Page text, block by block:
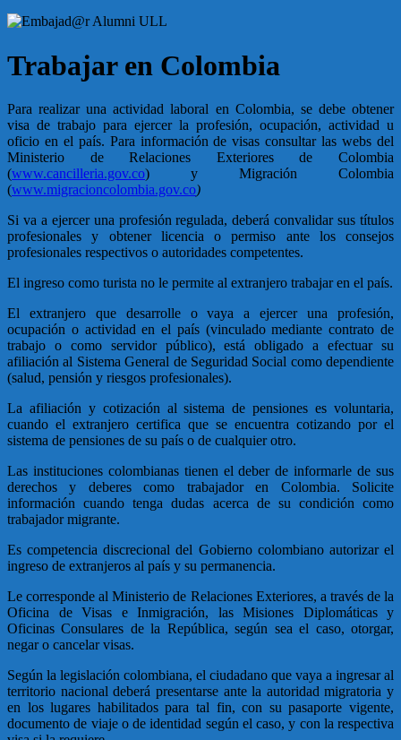
Trabajar en Colombia
Para realizar una actividad laboral en Colombia, se debe obtener
visa de trabajo para ejercer la profesión, ocupación, actividad u
oficio en el país. Para información de visas consultar las webs del
Ministerio de Relaciones Exteriores de Colombia
(www.cancilleria.gov.co) y Migración Colombia
(www.migracioncolombia.gov.co)
Si va a ejercer una profesión regulada, deberá convalidar sus títulos
profesionales y obtener licencia o permiso ante los consejos
profesionales respectivos o autoridades competentes.
El ingreso como turista no le permite al extranjero trabajar en el país.
El extranjero que desarrolle o vaya a ejercer una profesión,
ocupación o actividad en el país (vinculado mediante contrato de
trabajo o como servidor público), está obligado a efectuar su
afiliación al Sistema General de Seguridad Social como dependiente
(salud, pensión y riesgos profesionales).
La afiliación y cotización al sistema de pensiones es voluntaria,
cuando el extranjero certifica que se encuentra cotizando por el
sistema de pensiones de su país o de cualquier otro.
Las instituciones colombianas tienen el deber de informarle de sus
derechos y deberes como trabajador en Colombia. Solicite
información cuando tenga dudas acerca de su condición como
trabajador migrante.
Es competencia discrecional del Gobierno colombiano autorizar el
ingreso de extranjeros al país y su permanencia.
Le corresponde al Ministerio de Relaciones Exteriores, a través de la
Oficina de Visas e Inmigración, las Misiones Diplomáticas y
Oficinas Consulares de la República, según sea el caso, otorgar,
negar o cancelar visas.
Según la legislación colombiana, el ciudadano que vaya a ingresar al
territorio nacional deberá presentarse ante la autoridad migratoria y
en los lugares habilitados para tal fin, con su pasaporte vigente,
documento de viaje o de identidad según el caso, y con la respectiva